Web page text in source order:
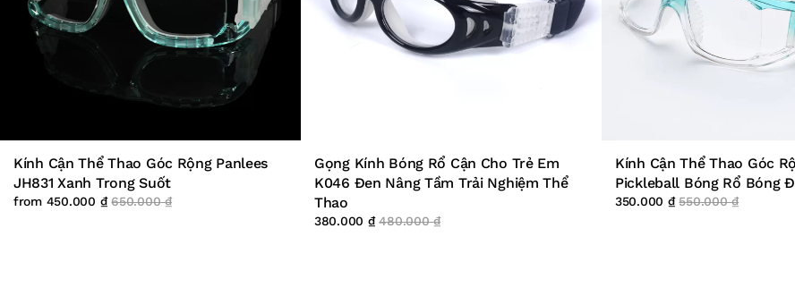
Kính Cận Thể Thao Góc Rộng Panlees
JH831 Xanh Trong Suốt
from 450.000 ₫ 650.000₫
Gọng Kính Bóng Rổ Cận Cho Trẻ Em
K046 Đen Nâng Tầm Trải Nghiệm Thể
Thao
380.000 ₫ 480.000₫
Kính Cận Thể Thao Góc
Pickleball Bóng Rổ Bóng
350.000 ₫ 550.000₫